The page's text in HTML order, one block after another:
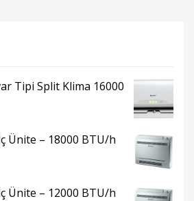
Tipi Split Klima 16000
Ünite – 18000 BTU/h
Ünite – 12000 BTU/h